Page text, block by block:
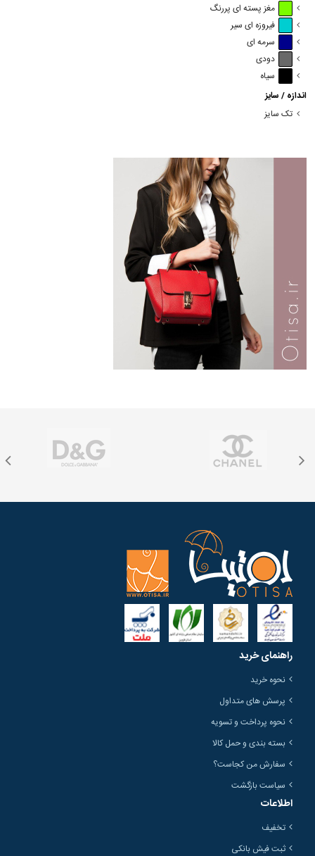
مغز پسته ای پررنگ
فیروزه ای سیر
سرمه ای
دودی
سیاه
اندازه / سایز
تک سایز
راهنمای خرید
نحوه خرید
پرسش های متداول
نحوه پرداخت و تسویه
بسته بندی و حمل کالا
سفارش من کجاست؟
سیاست بازگشت
اطلاعات
تخفیف
ثبت فیش بانکی